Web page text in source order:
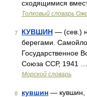
сходящимися
Толковый словарь
7 КУВШИН — (сев.)
берегами.
Государственное
Союза ССР, 1941 …
Морской словарь
8 кувшин — кувшин,